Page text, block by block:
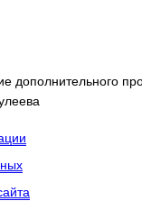
дополнительного